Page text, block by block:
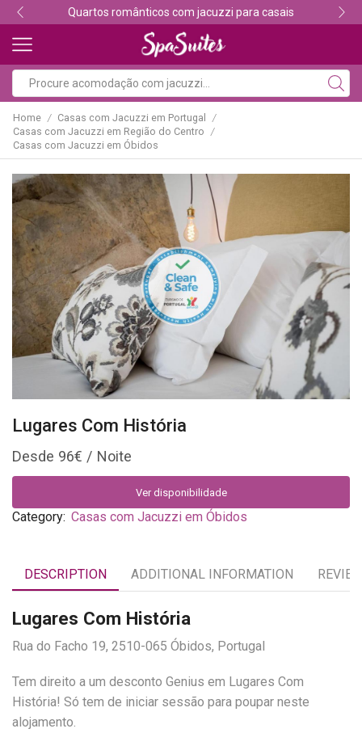
Descubra os melhores alojamentos com jacuzzi
Home / Casas com Jacuzzi em Portugal /
Casas com Jacuzzi em Região do Centro /
Casas com Jacuzzi em Óbidos
Lugares Com História
96€
Ver disponibilidade
Category: Casas com Jacuzzi em Óbidos
DESCRIPTION ADDITIONAL INFORMATION
Lugares Com História
Rua do Facho 19, 2510-065 Óbidos, Portugal
Tem direito a um desconto Genius em Lugares Com
História! Só tem de iniciar sessão para poupar neste
alojamento.